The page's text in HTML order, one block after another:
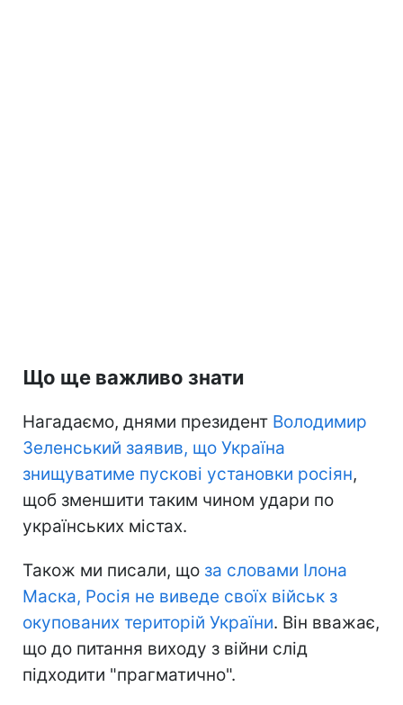
Що ще важливо знати
Нагадаємо, днями президент Володимир
Зеленський заявив, що Україна
знищуватиме пускові установки росіян,
щоб зменшити таким чином удари по
українських містах.
Також ми писали, що за словами Ілона
Маска, Росія не виведе своїх військ з
окупованих територій України. Він вважає,
що до питання виходу з війни слід
підходити "прагматично".